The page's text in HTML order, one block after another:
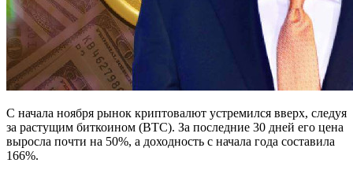
С начала ноября рынок криптовалют устремился вверх, следуя
за растущим биткоином (BTC). За последние 30 дней его цена
выросла почти на 50%, а доходность с начала года составила
166%.